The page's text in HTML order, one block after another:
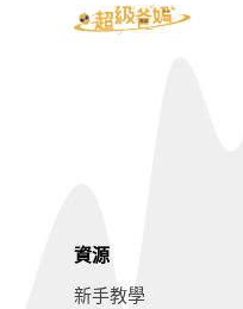
資源
新手教學